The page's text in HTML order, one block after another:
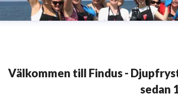
Välkommen till Findus -
sedan